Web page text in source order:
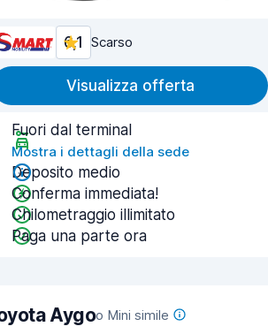
6,1 Scarso
Visualizza offerta
Fuori dal terminal
Mostra i dettagli della sede
Deposito medio
Conferma immediata!
Chilometraggio illimitato
Paga una parte ora
Aygoo Mini simile